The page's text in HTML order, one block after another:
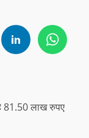
81.50 लाख रुपए